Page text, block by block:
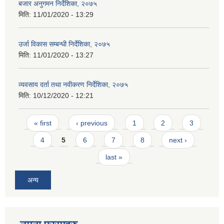
बजार अनुगमन निर्देशिका, २०७५
मिति: 11/01/2020 - 13:29
उर्जा विकास सम्बन्धी निर्देशिका, २०७५
मिति: 11/01/2020 - 13:27
व्यवसाय दर्ता तथा नवीकरण निर्देशिका, २०७५
मिति: 10/12/2020 - 12:21
Pages
« first ‹ previous 1 2 3
4 5 6 7 8 next ›
last »
अन्य